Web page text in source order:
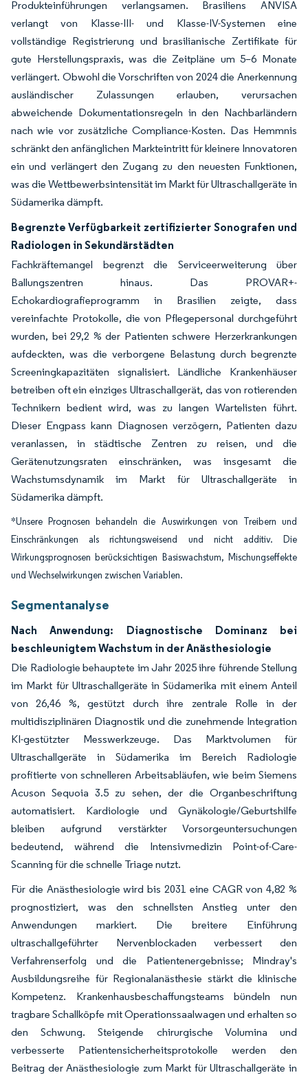
Produkteinführungen verlangsamen. Brasiliens ANVISA
verlangt von Klasse-III- und Klasse-IV-Systemen eine
vollständige Registrierung und brasilianische Zertifikate für
gute Herstellungspraxis, was die Zeitpläne um 5–6 Monate
verlängert. Obwohl die Vorschriften von 2024 die Anerkennung
ausländischer Zulassungen erlauben, verursachen
abweichende Dokumentationsregeln in den Nachbarländern
nach wie vor zusätzliche Compliance-Kosten. Das Hemmnis
schränkt den anfänglichen Markteintritt für kleinere Innovatoren
ein und verlängert den Zugang zu den neuesten Funktionen,
was die Wettbewerbsintensität im Markt für Ultraschallgeräte in
Südamerika dämpft.
Begrenzte Verfügbarkeit zertifizierter Sonografen und
Radiologen in Sekundärstädten
Fachkräftemangel begrenzt die Serviceerweiterung über
Ballungszentren hinaus. Das PROVAR+-
Echokardiografieprogramm in Brasilien zeigte, dass
vereinfachte Protokolle, die von Pflegepersonal durchgeführt
wurden, bei 29,2 % der Patienten schwere Herzerkrankungen
aufdeckten, was die verborgene Belastung durch begrenzte
Screeningkapazitäten signalisiert. Ländliche Krankenhäuser
betreiben oft ein einziges Ultraschallgerät, das von rotierenden
Technikern bedient wird, was zu langen Wartelisten führt.
Dieser Engpass kann Diagnosen verzögern, Patienten dazu
veranlassen, in städtische Zentren zu reisen, und die
Gerätenutzungsraten einschränken, was insgesamt die
Wachstumsdynamik im Markt für Ultraschallgeräte in
Südamerika dämpft.
*Unsere Prognosen behandeln die Auswirkungen von Treibern und
Einschränkungen als richtungsweisend und nicht additiv. Die
Wirkungsprognosen berücksichtigen Basiswachstum, Mischungseffekte
und Wechselwirkungen zwischen Variablen.
Segmentanalyse
Nach Anwendung: Diagnostische Dominanz bei
beschleunigtem Wachstum in der Anästhesiologie
Die Radiologie behauptete im Jahr 2025 ihre führende Stellung
im Markt für Ultraschallgeräte in Südamerika mit einem Anteil
von 26,46 %, gestützt durch ihre zentrale Rolle in der
multidisziplinären Diagnostik und die zunehmende Integration
KI-gestützter Messwerkzeuge. Das Marktvolumen für
Ultraschallgeräte in Südamerika im Bereich Radiologie
profitierte von schnelleren Arbeitsabläufen, wie beim Siemens
Acuson Sequoia 3.5 zu sehen, der die Organbeschriftung
automatisiert. Kardiologie und Gynäkologie/Geburtshilfe
bleiben aufgrund verstärkter Vorsorgeuntersuchungen
bedeutend, während die Intensivmedizin Point-of-Care-
Scanning für die schnelle Triage nutzt.
Für die Anästhesiologie wird bis 2031 eine CAGR von 4,82 %
prognostiziert, was den schnellsten Anstieg unter den
Anwendungen markiert. Die breitere Einführung
ultraschallgeführter Nervenblockaden verbessert den
Verfahrenserfolg und die Patientenergebnisse; Mindray's
Ausbildungsreihe für Regionalanästhesie stärkt die klinische
Kompetenz. Krankenhausbeschaffungsteams bündeln nun
tragbare Schallköpfe mit Operationssaalwagen und erhalten so
den Schwung. Steigende chirurgische Volumina und
verbesserte Patientensicherheitsprotokolle werden den
Beitrag der Anästhesiologie zum Markt für Ultraschallgeräte in